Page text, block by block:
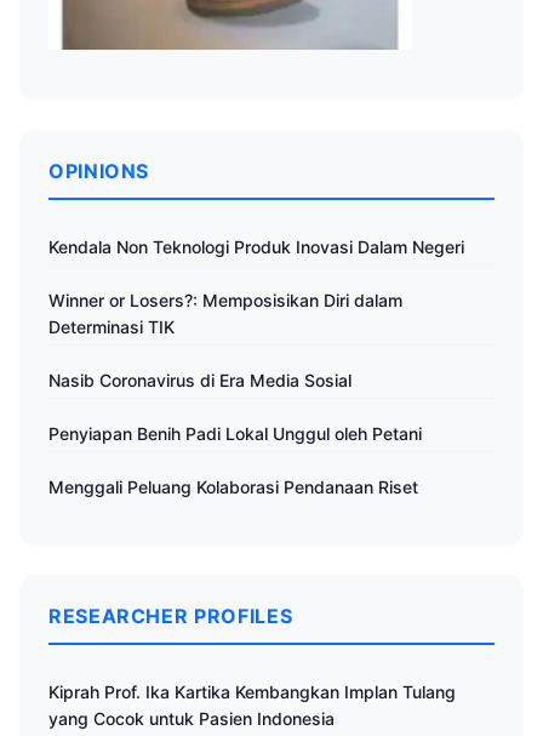
OPINIONS
Kendala Non Teknologi Produk Inovasi Dalam Negeri
Winner or Losers?: Memposisikan Diri dalam
Determinasi TIK
Nasib Coronavirus di Era Media Sosial
Penyiapan Benih Padi Lokal Unggul oleh Petani
Menggali Peluang Kolaborasi Pendanaan Riset
RESEARCHER PROFILES
Kiprah Prof. Ika Kartika Kembangkan Implan Tulang
yang Cocok untuk Pasien Indonesia